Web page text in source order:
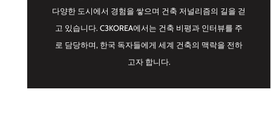
다양한 도시에서 경험을 쌓으며 건축 저널리즘의 길을 걷
고 있습니다. C3KOREA에서는 건축 비평과 인터뷰를 주
로 담당하며, 한국 독자들에게 세계 건축의 맥락을 전하
고자 합니다.